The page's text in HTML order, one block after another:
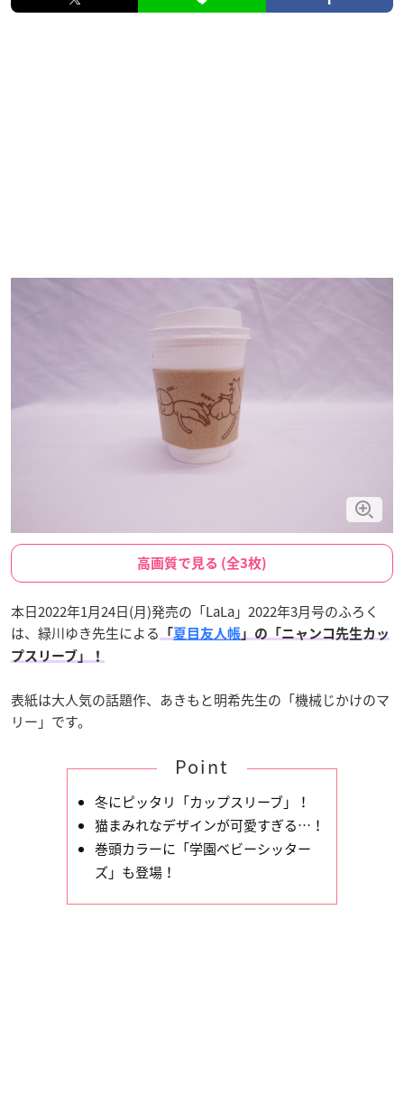
高画質で見る (全3枚)
本日2022年1月24日(月)発売の「LaLa」2022年3月号のふろく
は、緑川ゆき先生による
「 夏目友人帳 」の「ニャンコ先生カッ
プスリーブ」！
表紙は大人気の話題作、あきもと明希先生の「機械じかけのマ
リー」です。
Point
冬にピッタリ「カップスリーブ」！
猫まみれなデザインが可愛すぎる…！
巻頭カラーに「学園ベビーシッター
ズ」も登場！